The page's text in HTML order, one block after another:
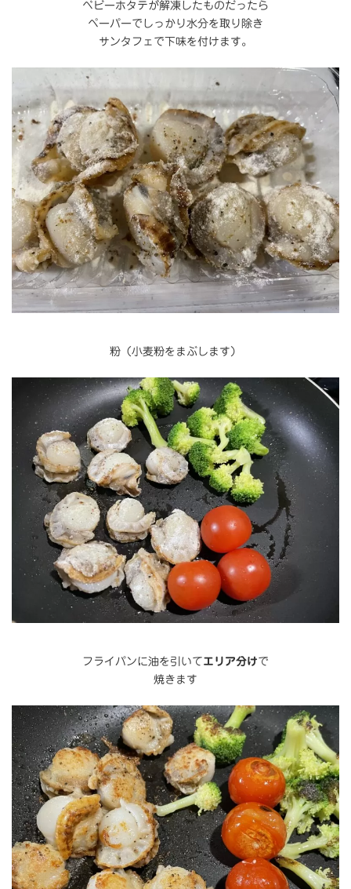
ベビーホタテが解凍したものだったら
ペーパーでしっかり水分を取り除き
サンタフェで下味を付けます。
粉（小麦粉をまぶします）
フライパンに油を引いてエリア分けで
焼きます